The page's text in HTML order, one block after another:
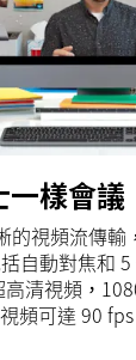
一樣會議
的視頻流傳輸
自動對焦和
清視頻，
頻可達 90